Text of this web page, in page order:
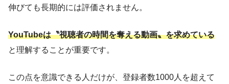
伸びても長期的には評価されません。
YouTubeは〝視聴者の時間を奪える動画〟を求めている
と理解することが重要です。
この点を意識できる人だけが、登録者数1000人を超えて